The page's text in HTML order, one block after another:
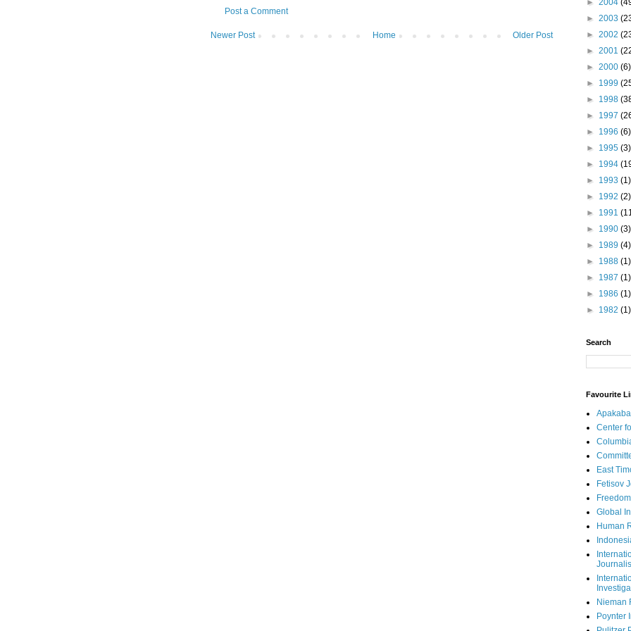
Post a Comment
Newer Post Older Post
Home
► 2004
► 2003
► 2002
► 2001
► 2000 (6)
► 1999
► 1998
► 1997
► 1996 (6)
► 1995 (3)
► 1994
► 1993 (1)
► 1992 (2)
► 1991
► 1990 (3)
► 1989 (4)
► 1988 (1)
► 1987 (1)
► 1986 (1)
► 1982 (1)
Search
Favourite
Center
East
Fetisov
Global
Human
Nieman
Poynter